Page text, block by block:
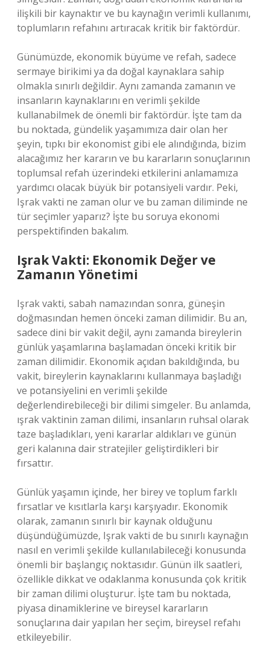
ilişkili bir kaynaktır ve bu kaynağın verimli kullanımı,
toplumların refahını artıracak kritik bir faktördür.
Günümüzde, ekonomik büyüme ve refah, sadece
sermaye birikimi ya da doğal kaynaklara sahip
olmakla sınırlı değildir. Aynı zamanda zamanın ve
insanların kaynaklarını en verimli şekilde
kullanabilmek de önemli bir faktördür. İşte tam da
bu noktada, gündelik yaşamımıza dair olan her
şeyin, tıpkı bir ekonomist gibi ele alındığında, bizim
alacağımız her kararın ve bu kararların sonuçlarının
toplumsal refah üzerindeki etkilerini anlamamıza
yardımcı olacak büyük bir potansiyeli vardır. Peki,
Işrak vakti ne zaman olur ve bu zaman diliminde ne
tür seçimler yaparız? İşte bu soruya ekonomi
perspektifinden bakalım.
Işrak Vakti: Ekonomik Değer ve
Zamanın Yönetimi
Işrak vakti, sabah namazından sonra, güneşin
doğmasından hemen önceki zaman dilimidir. Bu an,
sadece dini bir vakit değil, aynı zamanda bireylerin
günlük yaşamlarına başlamadan önceki kritik bir
zaman dilimidir. Ekonomik açıdan bakıldığında, bu
vakit, bireylerin kaynaklarını kullanmaya başladığı
ve potansiyelini en verimli şekilde
değerlendirebileceği bir dilimi simgeler. Bu anlamda,
ışrak vaktinin zaman dilimi, insanların ruhsal olarak
taze başladıkları, yeni kararlar aldıkları ve günün
geri kalanına dair stratejiler geliştirdikleri bir
fırsattır.
Günlük yaşamın içinde, her birey ve toplum farklı
fırsatlar ve kısıtlarla karşı karşıyadır. Ekonomik
olarak, zamanın sınırlı bir kaynak olduğunu
düşündüğümüzde, Işrak vakti de bu sınırlı kaynağın
nasıl en verimli şekilde kullanılabileceği konusunda
önemli bir başlangıç noktasıdır. Günün ilk saatleri,
özellikle dikkat ve odaklanma konusunda çok kritik
bir zaman dilimi oluşturur. İşte tam bu noktada,
piyasa dinamiklerine ve bireysel kararların
sonuçlarına dair yapılan her seçim, bireysel refahı
etkileyebilir.